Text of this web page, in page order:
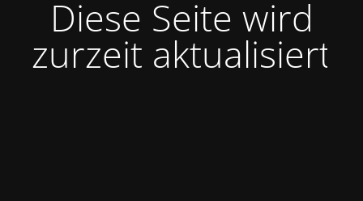
Diese Seite wird
zurzeit aktualisiert